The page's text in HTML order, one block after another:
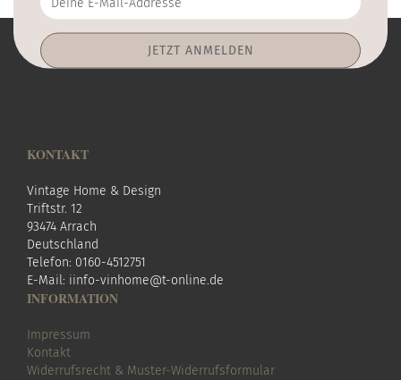
E-
Addresse
KONTAKT
Vintage Home & Design
Triftstr. 12
93474 Arrach
Deutschland
Telefon: 0160-4512751
E-Mail: iinfo-vinhome@t-online.de
INFORMATION
Impressum
Kontakt
Widerrufsrecht & Muster-Widerrufsformular